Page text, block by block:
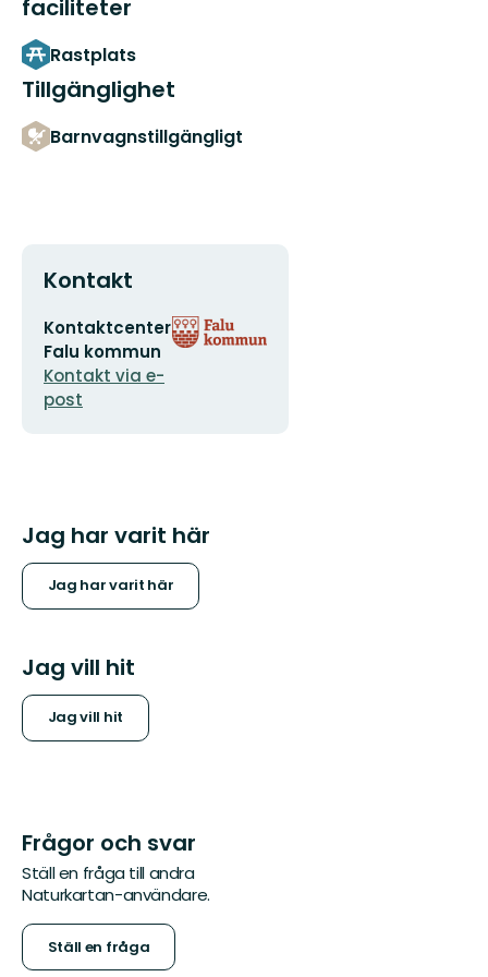
faciliteter
Rastplats
Tillgänglighet
Barnvagnstillgängligt
Kontakt
E-
postadress
Kontaktcenter
Falu kommun
Kontakt via e-
post
Organisationens
logotyp
Jag har varit här
Jag har varit här
Jag vill hit
Jag vill hit
Frågor och svar
Ställ en fråga till andra
Naturkartan-användare.
Ställ en fråga